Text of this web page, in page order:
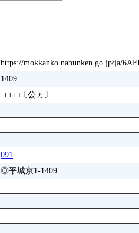
https://mokkanko.nabunken.go.jp/ja/
1409
□□□□〔公ヵ〕
091
◎平城京1-1409